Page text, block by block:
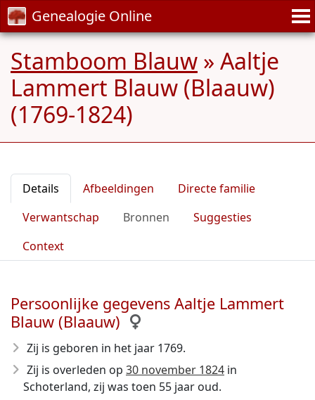
Genealogie Online
Stamboom Blauw » Aaltje
Lammert Blauw (Blaauw)
(1769-1824)
Details Afbeeldingen
Directe familie
Verwantschap
Bronnen
Suggesties
Context
Persoonlijke gegevens Aaltje Lammert
Blauw (Blaauw)
Zij is geboren in het jaar 1769.
Zij is overleden op 30 november 1824 in
Schoterland, zij was toen 55 jaar oud.